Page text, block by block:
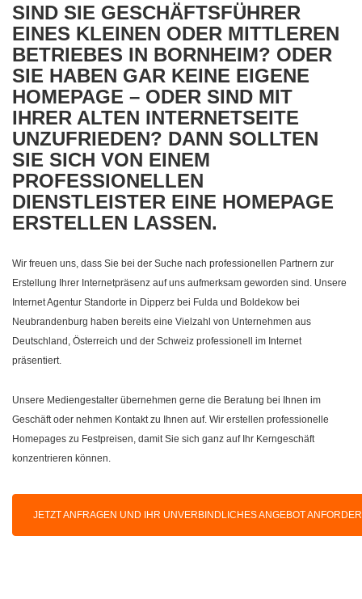
SIND SIE GESCHÄFTSFÜHRER
EINES KLEINEN ODER MITTLEREN
BETRIEBES IN BORNHEIM? ODER
SIE HABEN GAR KEINE EIGENE
HOMEPAGE – ODER SIND MIT
IHRER ALTEN INTERNETSEITE
UNZUFRIEDEN? DANN SOLLTEN
SIE SICH VON EINEM
PROFESSIONELLEN
DIENSTLEISTER EINE HOMEPAGE
ERSTELLEN LASSEN.
Wir freuen uns, dass Sie bei der Suche nach professionellen Partnern zur
Erstellung Ihrer Internetpräsenz auf uns aufmerksam geworden sind. Unsere
Internet Agentur Standorte in Dipperz bei Fulda und Boldekow bei
Neubrandenburg haben bereits eine Vielzahl von Unternehmen aus
Deutschland, Österreich und der Schweiz professionell im Internet
präsentiert.
Unsere Mediengestalter übernehmen gerne die Beratung bei Ihnen im
Geschäft oder nehmen Kontakt zu Ihnen auf. Wir erstellen professionelle
Homepages zu Festpreisen, damit Sie sich ganz auf Ihr Kerngeschäft
konzentrieren können.
JETZT ANFRAGEN UND IHR UNVERBINDLICHES ANGEBOT